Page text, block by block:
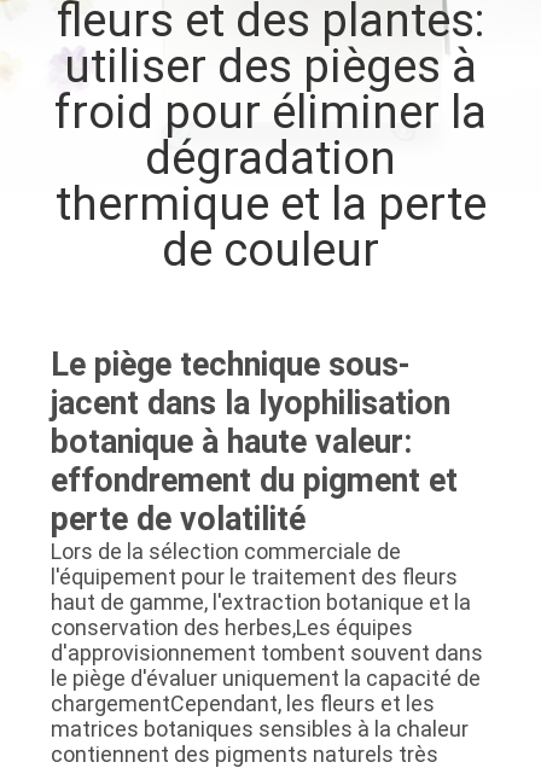
VISITE
D'USINE
CONTRÔLE
QUALITÉ
DEMANDEZ
UNE
CITATION
PLAN
SITE
POLITIQUE
fleurs et des plantes:
utiliser des pièges à
froid pour éliminer la
dégradation
thermique et la perte
de couleur
Le piège technique sous-
jacent dans la lyophilisation
botanique à haute valeur:
effondrement du pigment et
perte de volatilité
Lors de la sélection commerciale de
l'équipement pour le traitement des fleurs
haut de gamme, l'extraction botanique et la
conservation des herbes,Les équipes
d'approvisionnement tombent souvent dans
le piège d'évaluer uniquement la capacité de
chargementCependant, les fleurs et les
matrices botaniques sensibles à la chaleur
contiennent des pigments naturels très